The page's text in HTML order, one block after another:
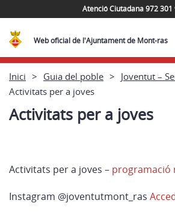
Atenció Ciutadana 972 301
Web oficial de l'Ajuntament de Mont-ras
Inici Guia del poble
Joventut –
Activitats per a joves
Activitats per a joves
Activitats per a joves – programació
Instagram @joventutmont_ras